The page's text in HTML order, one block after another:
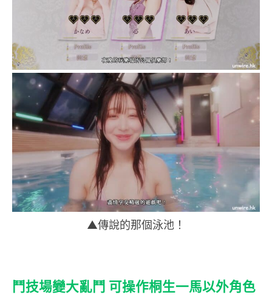
▲傳說的那個泳池！
鬥技場變大亂鬥 可操作桐生一馬以外角色